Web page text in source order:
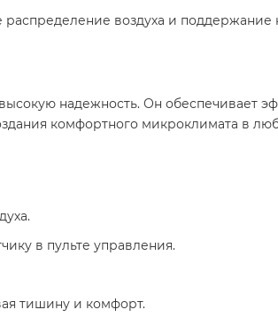
распределение воздуха и поддержание
надежность. Он обеспечивает
комфортного микроклимата в
в пульте управления.
тишину и комфорт.